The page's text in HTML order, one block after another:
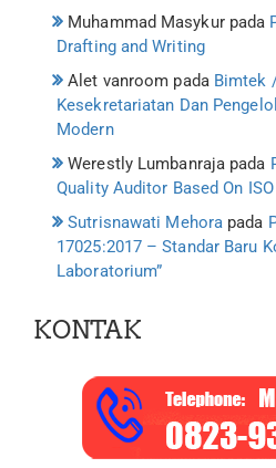
Muhammad Masykurpada
Drafting and Writing
Alet vanroom pada Bimtek
Kesekretariatan Dan
Modern
Werestly Lumbanraja pada
Quality Auditor Based On
Sutrisnawati Mehora pada
17025:2017 – Standar Baru
Laboratorium”
KONTAK